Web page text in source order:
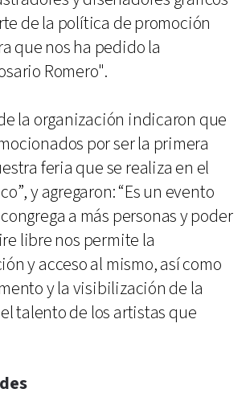
de la política de promoción
que nos ha pedido la
Romero".
la organización indicaron que
por ser la primera
feria que se realiza en el
y agregaron: “Es un evento
a más personas y poder
libre nos permite la
y acceso al mismo, así como
y la visibilización de la
talento de los artistas que